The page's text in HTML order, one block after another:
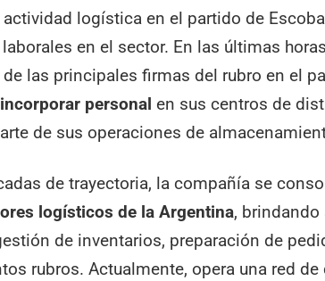
logística en el partido de
en el sector. En las últimas
de las principales firmas del rubro en el
personal en sus centros de
de sus operaciones de
de trayectoria, la compañía se
logísticos de la Argentina,
de inventarios, preparación de
rubros. Actualmente, opera una red